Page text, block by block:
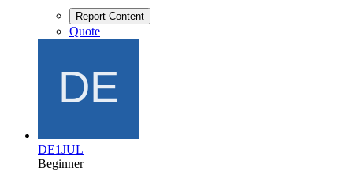
Report Content
Quote
DE1JUL
Beginner